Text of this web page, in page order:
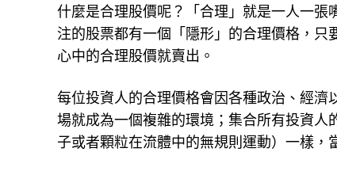
什麼是合理股價呢？「合理」就是一人一張
注的股票都有一個「隱形」的合理價格，
心中的合理股價就賣出。
每位投資人的合理價格會因各種政治、經
場就成為一個複雜的環境；集合所有投資
子或者顆粒在流體中的無規則運動）一樣，